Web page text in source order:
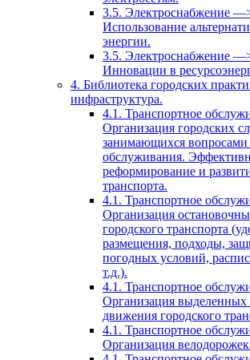
3.5. Электроснабжение
Использование
энергии.
3.5. Электроснабжение
Инновации в
4. Библиотека городских
инфраструктура.
4.1. Транспортное
Организация городских
занимающихся вопросами
обслуживания.
реформирование и
транспорта.
4.1. Транспортное
Организация
городского транспорта
размещения, подходы,
погодных условий,
т.д.).
4.1. Транспортное
Организация выделенных
движения городского
4.1. Транспортное
Организация